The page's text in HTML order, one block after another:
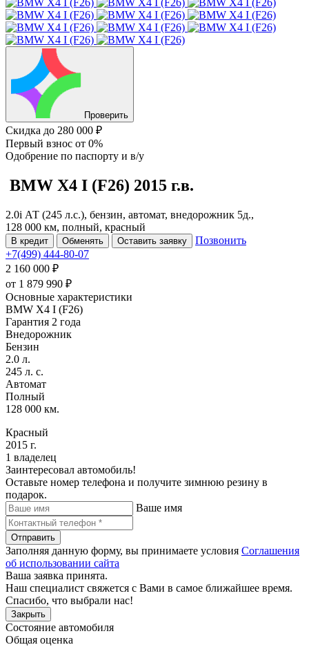
Проверить
Скидка до 280 000 ₽
Первый взнос от 0%
Одобрение по паспорту и в/у
BMW X4 I (F26) 2015 г.в.
2.0i АТ (245 л.с.), бензин, автомат, внедорожник 5д.,
128 000 км, полный, красный
В кредит Обменять Оставить заявку
Позвонить
+7(499) 444-80-07
2 160 000 ₽
от 1 879 990 ₽
Основные характеристики
BMW X4 I (F26)
Гарантия 2 года
Внедорожник
Бензин
2.0 л.
245 л. с.
Автомат
Полный
128 000 км.
Красный
2015 г.
1 владелец
Заинтересовал автомобиль!
Оставьте номер телефона и получите зимнюю резину в
подарок.
Ваше имя
Отправить
Заполняя данную форму, вы принимаете условия Соглашения
об использовании сайта
Ваша заявка принята.
Наш специалист свяжется с Вами в самое ближайшее время.
Спасибо, что выбрали нас!
Закрыть
Состояние автомобиля
Общая оценка